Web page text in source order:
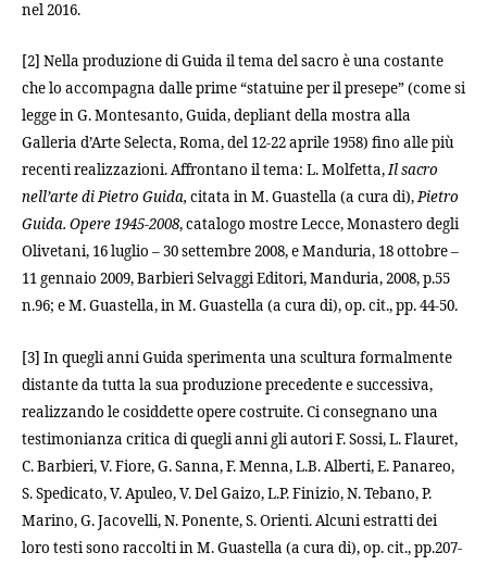
nel 2016.
[2] Nella produzione di Guida il tema del sacro è una costante
che lo accompagna dalle prime “statuine per il presepe” (come si
legge in G. Montesanto, Guida, depliant della mostra alla
Galleria d’Arte Selecta, Roma, del 12-22 aprile 1958) fino alle più
recenti realizzazioni. Affrontano il tema: L. Molfetta,Il sacro
nell’arte di Pietro Guida, citata in M. Guastella (a cura di),Pietro
Guida. Opere 1945-2008, catalogo mostre Lecce, Monastero degli
Olivetani, 16 luglio – 30 settembre 2008, e Manduria, 18 ottobre –
11 gennaio 2009, Barbieri Selvaggi Editori, Manduria, 2008, p.55
n.96; e M. Guastella, in M. Guastella (a cura di), op. cit., pp. 44-50.
[3] In quegli anni Guida sperimenta una scultura formalmente
distante da tutta la sua produzione precedente e successiva,
realizzando le cosiddette opere costruite. Ci consegnano una
testimonianza critica di quegli anni gli autori F. Sossi, L. Flauret,
C. Barbieri, V. Fiore, G. Sanna, F. Menna, L.B. Alberti, E. Panareo,
S. Spedicato, V. Apuleo, V. Del Gaizo, L.P. Finizio, N. Tebano, P.
Marino, G. Jacovelli, N. Ponente, S. Orienti. Alcuni estratti dei
loro testi sono raccolti in M. Guastella (a cura di), op. cit., pp.207-